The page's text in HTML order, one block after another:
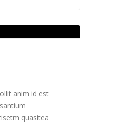
anim id est
quasitea